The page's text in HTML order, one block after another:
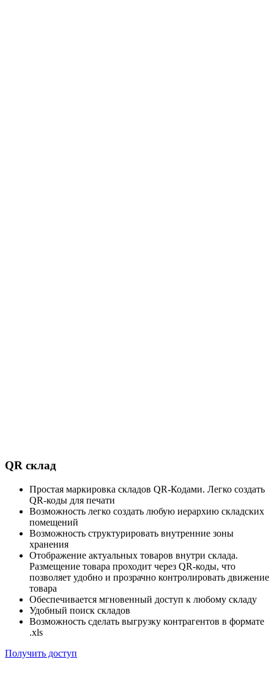
QR склад
Простая маркировка складов QR-Кодами. Легко создать
QR-коды для печати
Возможность легко создать любую иерархию складских
помещений
Возможность структурировать внутренние зоны
хранения
Отображение актуальных товаров внутри склада.
Размещение товара проходит через QR-коды, что
позволяет удобно и прозрачно контролировать движение
товара
Обеспечивается мгновенный доступ к любому складу
Удобный поиск складов
Возможность сделать выгрузку контрагентов в формате
.xls
Получить доступ